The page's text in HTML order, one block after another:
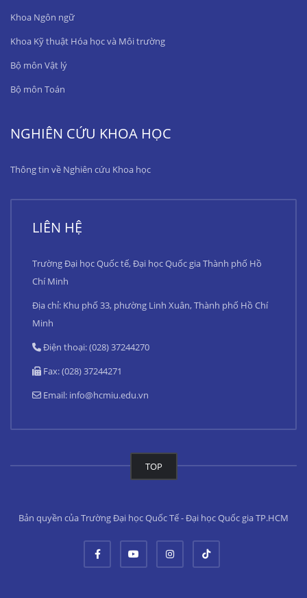
Khoa Ngôn ngữ
Khoa Kỹ thuật Hóa học và Môi trường
Bộ môn Vật lý
Bộ môn Toán
NGHIÊN CỨU KHOA HỌC
Thông tin về Nghiên cứu Khoa học
LIÊN HỆ
Trường Đại học Quốc tế, Đại học Quốc gia Thành phố Hồ
Chí Minh
Địa chỉ: Khu phố 33, phường Linh Xuân, Thành phố Hồ Chí
Minh
Điện thoại: (028) 37244270
Fax: (028) 37244271
Email: info@hcmiu.edu.vn
TOP
Bản quyền của Trường Đại học Quốc Tế - Đại học Quốc gia TP.HCM